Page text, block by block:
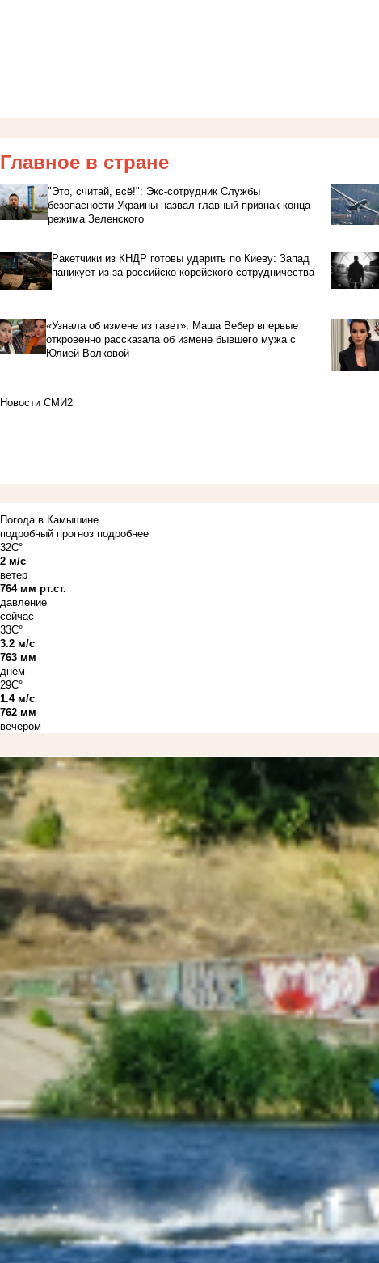
Главное в стране
"Это, считай, всё!": Экс-сотрудник Службы
безопасности Украины назвал главный признак конца
режима Зеленского
Ракетчики из КНДР готовы ударить по Киеву: Запад
паникует из-за российско-корейского сотрудничества
«Узнала об измене из газет»: Маша Вебер впервые
откровенно рассказала об измене бывшего мужа с
Юлией Волковой
Новости СМИ2
Погода в Камышине
подробный прогноз подробнее
32C°
2 м/с
ветер
764 мм рт.ст.
давление
сейчас
33C°
3.2 м/с
763 мм
днём
29C°
1.4 м/с
762 мм
вечером